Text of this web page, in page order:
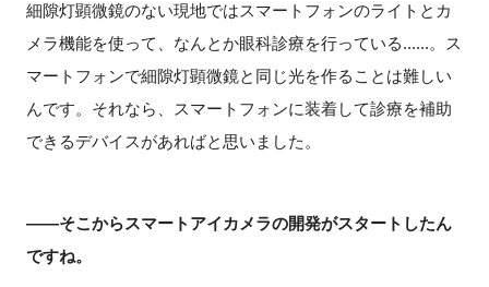
細隙灯顕微鏡のない現地ではスマートフォンのライトとカ
メラ機能を使って、なんとか眼科診療を行っている......。ス
マートフォンで細隙灯顕微鏡と同じ光を作ることは難しい
んです。それなら、スマートフォンに装着して診療を補助
できるデバイスがあればと思いました。
――そこからスマートアイカメラの開発がスタートしたん
ですね。